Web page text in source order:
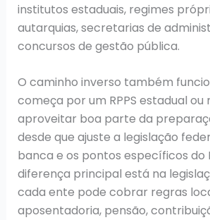
institutos estaduais, regimes
autarquias, secretarias de
concursos de gestão pública.
O caminho inverso também
começa por um RPPS estadual
aproveitar boa parte da
desde que ajuste a legislação
banca e os pontos específicos do
diferença principal está na
cada ente pode cobrar regras
aposentadoria, pensão,